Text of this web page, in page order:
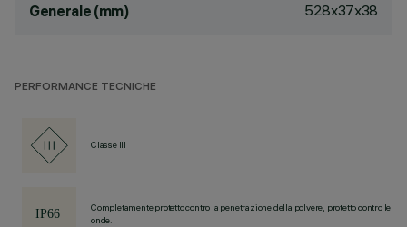
Generale (mm) 528x37x38
PERFORMANCE TECNICHE
Classe III
Completamente protetto contro la penetrazione della polvere, protetto contro le
onde.